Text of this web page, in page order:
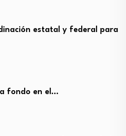
estatal y federal para
fondo en el…